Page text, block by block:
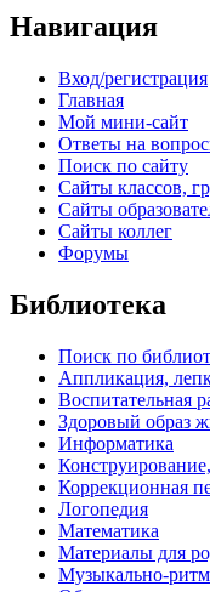
Навигация
Вход/регистрация
Главная
Мой мини-сайт
Ответы на
Поиск по сайту
Сайты классов,
Сайты
Сайты коллег
Форумы
Библиотека
Поиск по
Аппликация,
Воспитательная
Здоровый образ
Информатика
Коррекционная
Логопедия
Математика
Материалы для
Музыкально-